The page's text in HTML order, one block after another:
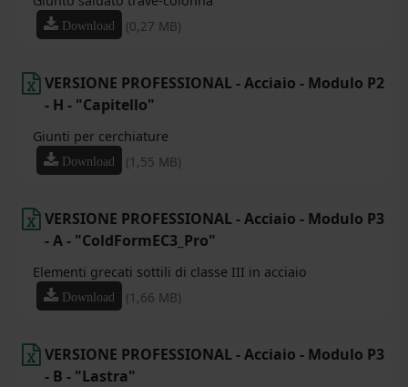
Download (0,27 MB)
VERSIONE PROFESSIONAL - Acciaio - Modulo P2
- H - "Capitello"
Giunti per cerchiature
Download (1,55 MB)
VERSIONE PROFESSIONAL - Acciaio - Modulo P3
- A - "ColdFormEC3_Pro"
Elementi grecati sottili di classe III in acciaio
Download (1,66 MB)
VERSIONE PROFESSIONAL - Acciaio - Modulo P3
- B - "Lastra"